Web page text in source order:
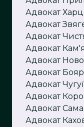
Адвокат
Адвокат
Адвокат
Адвокат
Адвокат
Адвокат
Адвокат
Адвокат
Адвокат
Адвокат